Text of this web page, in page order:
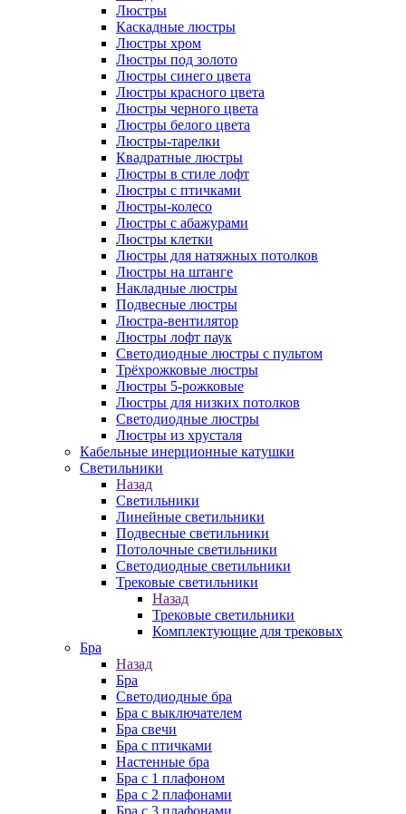
Люстры
Каскадные люстры
Люстры хром
Люстры под золото
Люстры синего цвета
Люстры красного цвета
Люстры черного цвета
Люстры белого цвета
Люстры-тарелки
Квадратные люстры
Люстры в стиле лофт
Люстры с птичками
Люстры-колесо
Люстры с абажурами
Люстры клетки
Люстры для натяжных потолков
Люстры на штанге
Накладные люстры
Подвесные люстры
Люстра-вентилятор
Люстры лофт паук
Светодиодные люстры с пультом
Трёхрожковые люстры
Люстры 5-рожковые
Люстры для низких потолков
Cветодиодные люстры
Люстры из хрусталя
Кабельные инерционные катушки
Светильники
Назад
Светильники
Линейные светильники
Подвесные светильники
Потолочные светильники
Светодиодные светильники
Трековые светильники
Назад
Трековые светильники
Комплектующие для трековых
Бра
Назад
Бра
Светодиодные бра
Бра с выключателем
Бра свечи
Бра с птичками
Настенные бра
Бра с 1 плафоном
Бра с 2 плафонами
Бра с 3 плафонами